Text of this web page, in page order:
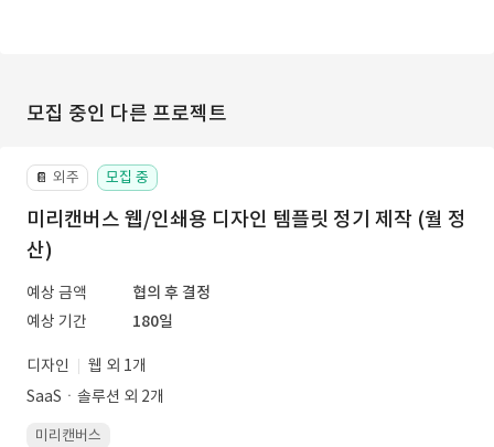
모집 중인 다른 프로젝트
📔 외주 모집 중
미리캔버스 웹/인쇄용 디자인 템플릿 정기 제작 (월 정
산)
예상 금액
협의 후 결정
예상 기간
180일
디자인
웹 외 1개
SaaSㆍ솔루션 외 2개
미리캔버스